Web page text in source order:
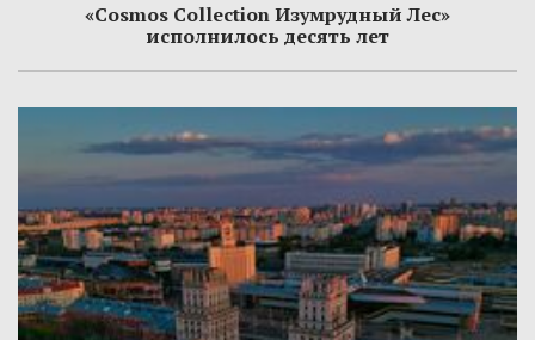
«Cosmos Collection Изумрудный Лес»
исполнилось десять лет